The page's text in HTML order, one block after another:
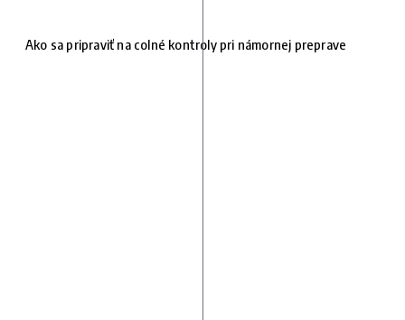
Ako sa pripraviť na colné kontroly pri námornej preprave